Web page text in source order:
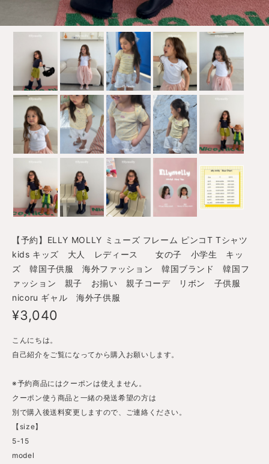
【予約】ELLY MOLLY ミューズ フレーム ピンコT Tシャツ
kids キッズ 大人 レディース 女の子 小学生 キッ
ズ 韓国子供服 海外ファッション 韓国ブランド 韓国フ
ァッション 親子 お揃い 親子コーデ リボン 子供服
nicoru ギャル 海外子供服
¥3,040
こんにちは。
自己紹介をご覧になってから購入お願いします。
※予約商品にはクーポンは使えません。
クーポン使う商品と一緒の発送希望の方は
別で購入後送料変更しますので、ご連絡ください。
【size】
5-15
model